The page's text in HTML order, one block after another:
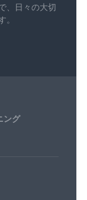
、日々の大切
。
ング